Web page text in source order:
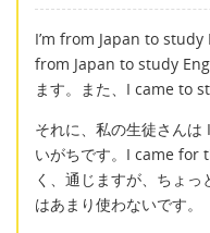
I’m from Japan to study
from Japan to study
ます。また、I came to
それに、私の生徒さん
いがちです。I came for
く、通じますが、ちょ
はあまり使わないです。